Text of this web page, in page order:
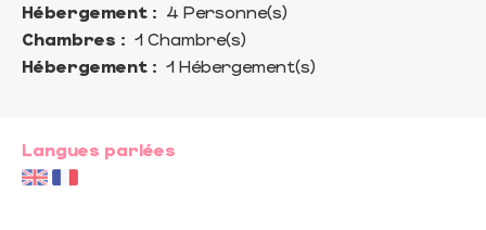
Hébergement : 4 Personne(s)
Chambres : 1 Chambre(s)
Hébergement : 1 Hébergement(s)
Langues parlées